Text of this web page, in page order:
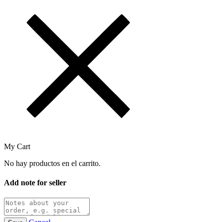
My Cart
No hay productos en el carrito.
Add note for seller